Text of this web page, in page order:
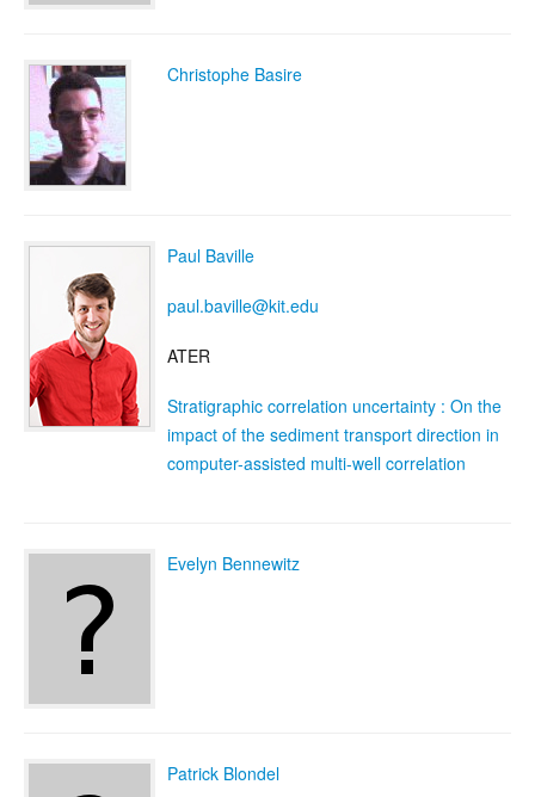
Christophe Basire
Paul Baville
paul.baville@kit.edu
ATER
Stratigraphic correlation uncertainty : On the
impact of the sediment transport direction in
computer-assisted multi-well correlation
Evelyn Bennewitz
Patrick Blondel